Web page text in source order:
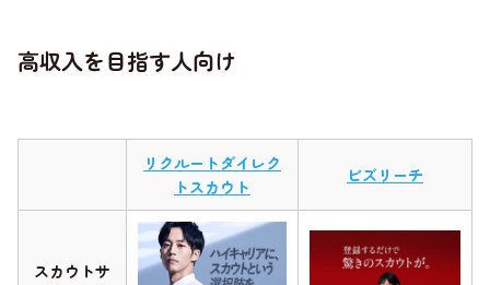
高収入を目指す人向け
リクルートダイレク
トスカウト
ビズリーチ
スカウトサ